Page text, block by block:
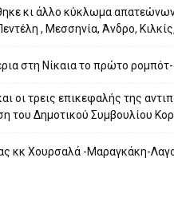
κι άλλο κύκλωμα
, Μεσσηνία, Άνδρο,
στη Νίκαια το πρώτο
οι τρεις επικεφαλής της
του Δημοτικού Συμβουλίου
κκ Χουρσαλά -Μαραγκάκη-